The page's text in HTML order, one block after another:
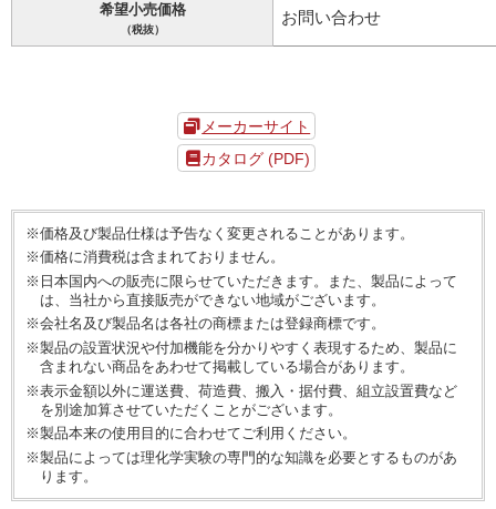
希望小売価格
（税抜）
お問い合わせ
メーカーサイト
カタログ (PDF)
※価格及び製品仕様は予告なく変更されることがあります。
※価格に消費税は含まれておりません。
※日本国内への販売に限らせていただきます。また、製品によって
は、当社から直接販売ができない地域がございます。
※会社名及び製品名は各社の商標または登録商標です。
※製品の設置状況や付加機能を分かりやすく表現するため、製品に
含まれない商品をあわせて掲載している場合があります。
※表示金額以外に運送費、荷造費、搬入・据付費、組立設置費など
を別途加算させていただくことがございます。
※製品本来の使用目的に合わせてご利用ください。
※製品によっては理化学実験の専門的な知識を必要とするものがあ
ります。